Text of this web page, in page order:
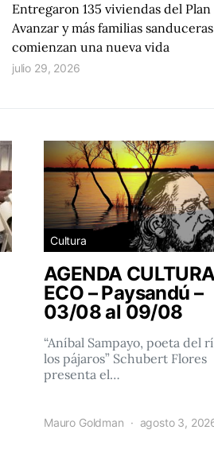
Entregaron 135 viviendas del Plan
Avanzar y más familias sanduceras
comienzan una nueva vida
julio 29, 2026
Cultura
AGENDA
ECO – Paysandú –
03/08 al 09/08
“Aníbal Sampayo, poeta del
los pájaros” Schubert Flores
presenta el…
Mauro Goldman agosto 3,